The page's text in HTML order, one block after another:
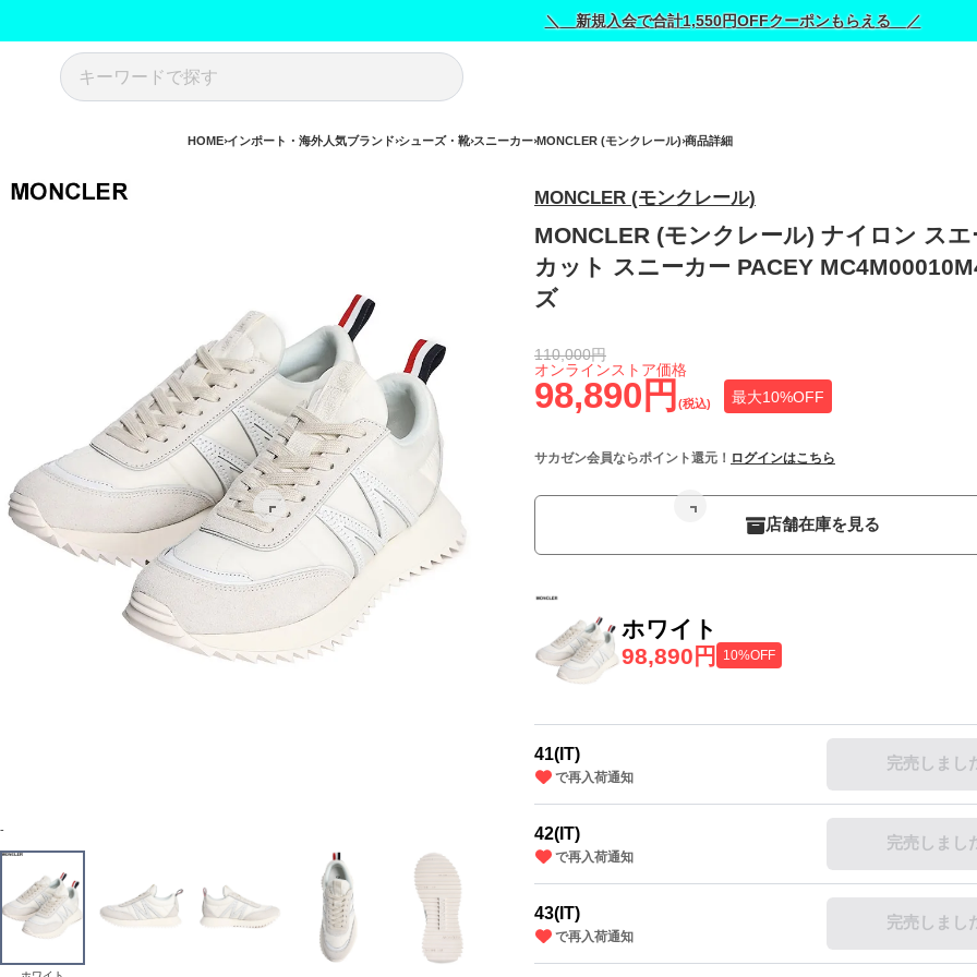
＼ 新規入会で合計1,550円OFFクーポンもらえる ／
HOME インポート・海外人気ブランド シューズ・靴 スニーカー MONCLER (モンクレール) 商品詳細
MONCLER (モンクレール)
MONCLER (モンクレール) ナイロン スエ
カット スニーカー PACEY
ズ
98,890円 (税込) 最大10%OFF
オンラインストア価格
110,000円
サカゼン会員ならポイント還元！ ログインはこちら
店舗在庫を見る
ホワイト
98,890円
10%OFF
41(IT)
で再入荷通知
完売しまし
42(IT)
で再入荷通知
完売しまし
43(IT)
で再入荷通知
完売しまし
-